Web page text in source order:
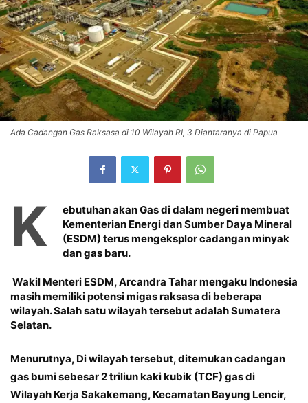
Ada Cadangan Gas Raksasa di 10 Wilayah RI, 3 Diantaranya di Papua
K
ebutuhan akan Gas di dalam negeri membuat
Kementerian Energi dan Sumber Daya Mineral
(ESDM) terus mengeksplor cadangan minyak
dan gas baru.
Wakil Menteri ESDM, Arcandra Tahar mengaku Indonesia
masih memiliki potensi migas raksasa di beberapa
wilayah. Salah satu wilayah tersebut adalah Sumatera
Selatan.
Menurutnya, Di wilayah tersebut, ditemukan cadangan
gas bumi sebesar 2 triliun kaki kubik (TCF) gas di
Wilayah Kerja Sakakemang, Kecamatan Bayung Lencir,